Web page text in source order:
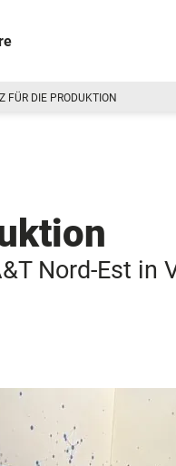
FÜR DIE PRODUKTION
Nord-Est in